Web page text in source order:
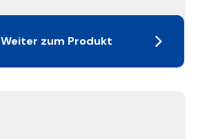
Weiter zum Produkt